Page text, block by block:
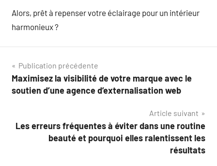
Alors, prêt à repenser votre éclairage pour un intérieur
harmonieux ?
Navigation
de
Publication précédente
Maximisez la visibilité de votre marque avec le
soutien d’une agence d’externalisation web
Article suivant
Les erreurs fréquentes à éviter dans une routine
beauté et pourquoi elles ralentissent les
résultats